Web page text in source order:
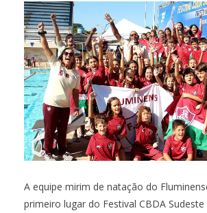
A equipe mirim de natação do
primeiro lugar do Festival CBDA